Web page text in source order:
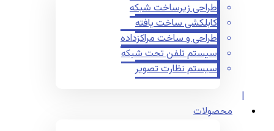
طراحی زیرساخت شبکه
کابلکشی ساخت یافته
طراحی و ساخت مراکزداده
سیستم تلفن تحت شبکه
سیستم نظارت تصویر
محصولات